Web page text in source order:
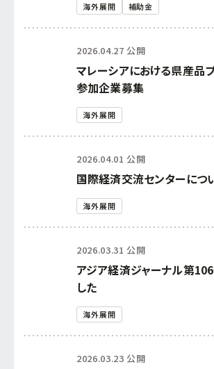
海外展開 補助金
2026.04.27 公開
マレーシアにおける県産品
参加企業募集
海外展開
2026.04.01 公開
国際経済交流センターにつ
海外展開
2026.03.31 公開
アジア経済ジャーナル第
した
海外展開
2026.03.23 公開